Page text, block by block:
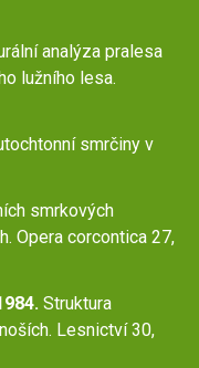
analýza pralesa
lužního lesa.
smrčiny v
smrkových
Opera corcontica 27,
Struktura
Lesnictví 30,